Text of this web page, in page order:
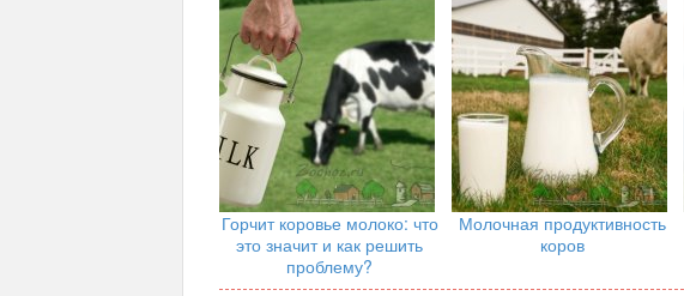
Горчит коровье молоко: что
это значит и как решить
проблему?
Молочная продуктивность
коров